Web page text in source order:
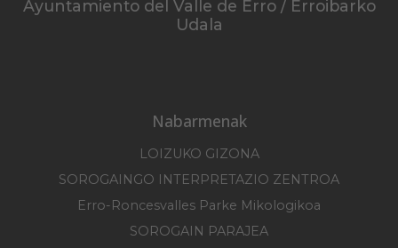
Ayuntamiento del Valle de Erro / Erroibarko
Udala
Nabarmenak
LOIZUKO GIZONA
SOROGAINGO INTERPRETAZIO ZENTROA
Erro-Roncesvalles Parke Mikologikoa
SOROGAIN PARAJEA